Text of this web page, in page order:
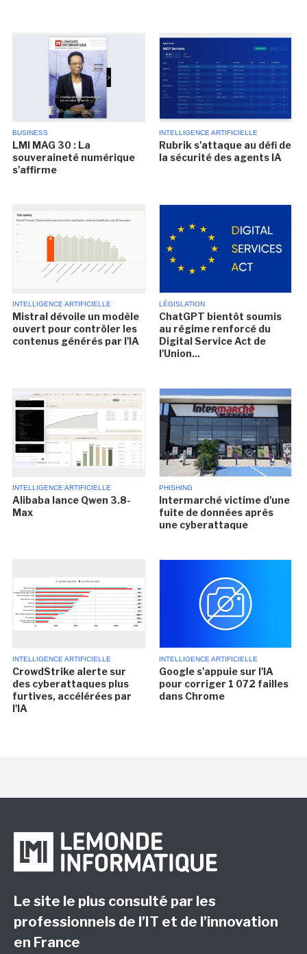
BUSINESS
LMI MAG 30 : La
souveraineté numérique
s'affirme
INTELLIGENCE ARTIFICIELLE
Rubrik s'attaque au défi de
la sécurité des agents IA
INTELLIGENCE ARTIFICIELLE
Mistral dévoile un modèle
ouvert pour contrôler les
contenus générés par l'IA
LÉGISLATION
ChatGPT bientôt soumis
au régime renforcé du
Digital Service Act de
l'Union...
INTELLIGENCE ARTIFICIELLE
Alibaba lance Qwen 3.8-
Max
PHISHING
Intermarché victime d'une
fuite de données après
une cyberattaque
INTELLIGENCE ARTIFICIELLE
CrowdStrike alerte sur
des cyberattaques plus
furtives, accélérées par
l'IA
INTELLIGENCE ARTIFICIELLE
Google s'appuie sur l'IA
pour corriger 1 072 failles
dans Chrome
Le site le plus consulté par les
professionnels de l’IT et de l’innovation
en France